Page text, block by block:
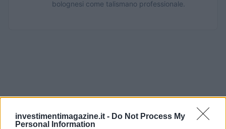
investimentimagazine.it - Do Not Process My
Personal Information
bolognesi come talismano professionale.